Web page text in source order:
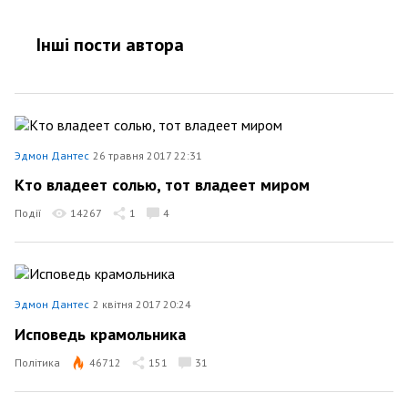
Інші пости автора
Эдмон Дантес 26 травня 2017 22:31
Кто владеет солью, тот владеет миром
Події 14267 1 4
Эдмон Дантес 2 квітня 2017 20:24
Исповедь крамольника
Політика 46712 151 31